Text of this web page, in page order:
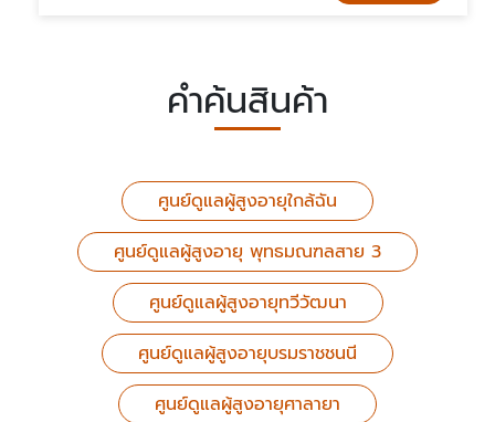
คำค้นสินค้า
ศูนย์ดูแลผู้สูงอายุใกล้ฉัน
ศูนย์ดูแลผู้สูงอายุ พุทธมณฑลสาย 3
ศูนย์ดูแลผู้สูงอายุทวีวัฒนา
ศูนย์ดูแลผู้สูงอายุบรมราชชนนี
ศูนย์ดูแลผู้สูงอายุศาลายา